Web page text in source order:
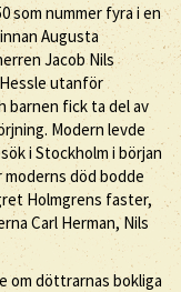
som nummer fyra i en
Augusta
Jacob Nils
utanför
barnen fick ta del av
Modern levde
i Stockholm i början
moderns död bodde
Holmgrens faster,
Carl Herman, Nils
om döttrarnas bokliga